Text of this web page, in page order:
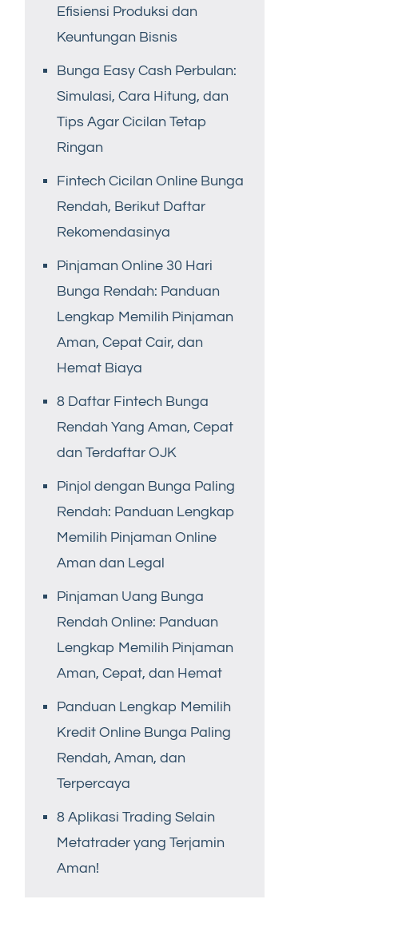
Efisiensi Produksi dan
Keuntungan Bisnis
Bunga Easy Cash Perbulan:
Simulasi, Cara Hitung, dan
Tips Agar Cicilan Tetap
Ringan
Fintech Cicilan Online Bunga
Rendah, Berikut Daftar
Rekomendasinya
Pinjaman Online 30 Hari
Bunga Rendah: Panduan
Lengkap Memilih Pinjaman
Aman, Cepat Cair, dan
Hemat Biaya
8 Daftar Fintech Bunga
Rendah Yang Aman, Cepat
dan Terdaftar OJK
Pinjol dengan Bunga Paling
Rendah: Panduan Lengkap
Memilih Pinjaman Online
Aman dan Legal
Pinjaman Uang Bunga
Rendah Online: Panduan
Lengkap Memilih Pinjaman
Aman, Cepat, dan Hemat
Panduan Lengkap Memilih
Kredit Online Bunga Paling
Rendah, Aman, dan
Terpercaya
8 Aplikasi Trading Selain
Metatrader yang Terjamin
Aman!